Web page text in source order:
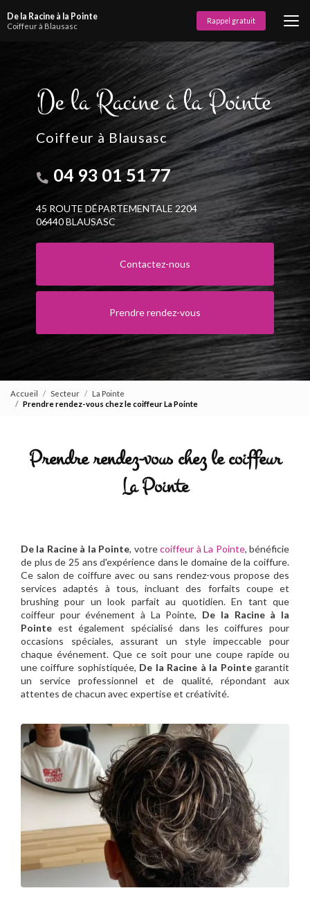
au
contenu
De la Racine à la Pointe
Coiffeur à Blausasc
Rappel gratuit
Coiffeur à Blausasc
04 93 01 51 77
45 ROUTE DÉPARTEMENTALE 2204
06440 BLAUSASC
Contactez-nous
Prendre rendez-vous
Accueil Secteur
La Pointe
Prendre rendez-vous chez le coiffeur La Pointe
Prendre rendez-vous chez le coiffeur
La Pointe
De la Racine à la Pointe, votrecoiffeur à La Pointe, bénéficie
de plus de 25 ans d'expérience dans le domaine de la coiffure.
Ce salon de coiffure avec ou sans rendez-vous propose des
services adaptés à tous, incluant des forfaits coupe et
brushing pour un look parfait au quotidien. En tant que
coiffeur pour événement à La Pointe, De la Racine à la
Pointe est également spécialisé dans les coiffures pour
occasions spéciales, assurant un style impeccable pour
chaque événement. Que ce soit pour une coupe rapide ou
une coiffure sophistiquée, De la Racine à la Pointegarantit
un service professionnel et de qualité, répondant aux
attentes de chacun avec expertise et créativité.